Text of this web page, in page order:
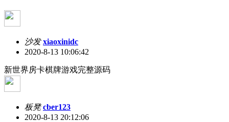
沙发 xiaoxinidc
2020-8-13 10:06:42
新世界房卡棋牌游戏完整源码
板凳 cber123
2020-8-13 20:12:06